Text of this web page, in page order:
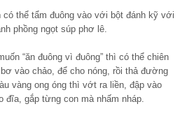
có thể tẩm đuông vào với bột đánh kỹ với
phồng ngọt súp phơ lê.
“ăn đuông vì đuông” thì có thể chiên
vào chảo, để cho nóng, rồi thả đường
vàng ong óng thì vớt ra liền, đập vào
đĩa, gắp từng con mà nhấm nháp.